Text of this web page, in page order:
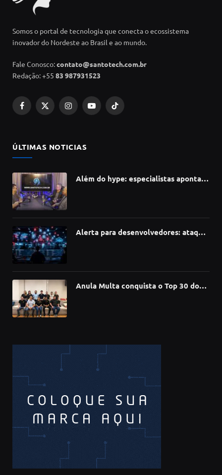
Somos o portal de tecnologia que conecta o ecossistema
inovador do Nordeste ao Brasil e ao mundo.
Fale Conosco:contato@santotech.com.br
Redação: +55 83 987931523
Facebook
X
InstagramYouTubeTikTok
ÚLTIMAS NOTICIAS
Além do hype: especialistas apontam
Alerta para desenvolvedores: ataque
Anula Multa conquista o Top 30 do